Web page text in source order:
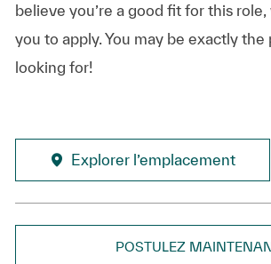
believe you’re a good fit for this
you to apply. You may be exactly the
looking for!
Explorer l’emplacement
POSTULEZ